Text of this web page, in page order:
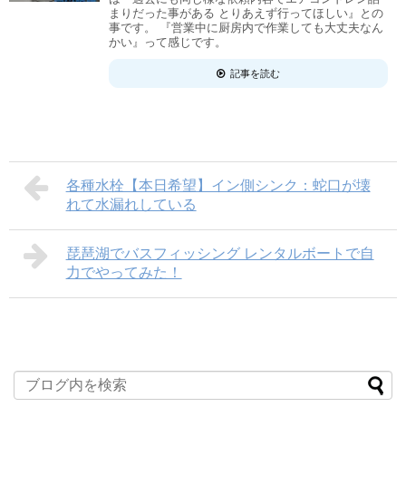
まりだった事がある とりあえず行ってほしい』との
事です。 『営業中に厨房内で作業しても大丈夫なん
かい』って感じです。
記事を読む
各種水栓【本日希望】イン側シンク：蛇口が壊
れて水漏れしている
琵琶湖でバスフィッシング レンタルボートで自
力でやってみた！